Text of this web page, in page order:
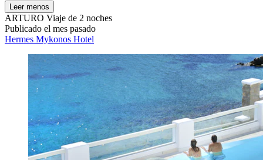
Leer menos
ARTURO Viaje de 2 noches
Publicado el mes pasado
Hermes Mykonos Hotel